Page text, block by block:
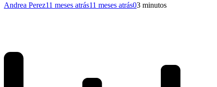
Andrea Perez11 meses atrás11 meses atrás03 minutos